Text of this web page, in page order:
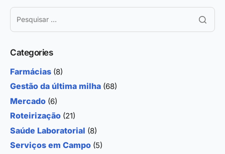
Categories
Farmácias (8)
Gestão da última milha (68)
Mercado (6)
Roteirização (21)
Saúde Laboratorial (8)
Serviços em Campo (5)